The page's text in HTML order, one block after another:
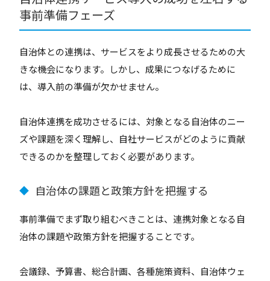
事前準備フェーズ
自治体との連携は、サービスをより成長させるための大
きな機会になります。しかし、成果につなげるために
は、導入前の準備が欠かせません。
自治体連携を成功させるには、対象となる自治体のニー
ズや課題を深く理解し、自社サービスがどのように貢献
できるのかを整理しておく必要があります。
◆ 自治体の課題と政策方針を把握する
事前準備でまず取り組むべきことは、連携対象となる自
治体の課題や政策方針を把握することです。
会議録、予算書、総合計画、各種施策資料、自治体ウェ